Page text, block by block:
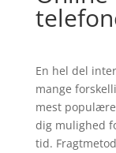
En hel del
mange
mest
dig mulighed
tid.